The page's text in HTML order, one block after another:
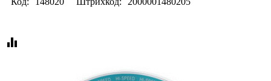
equalizer